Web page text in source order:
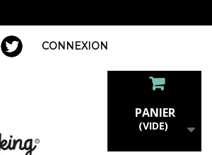
CONNEXION
PANIER
(VIDE)